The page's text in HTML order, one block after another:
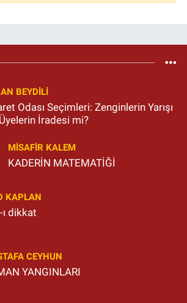
BEYDİLİ
Odası Seçimleri: Zenginlerin Yarışı
Üyelerin İradesi mi?
MISAFIR KALEM
KADERİN MATEMATİĞİ
KAPLAN
ı dikkat
CEYHUN
YANGINLARI